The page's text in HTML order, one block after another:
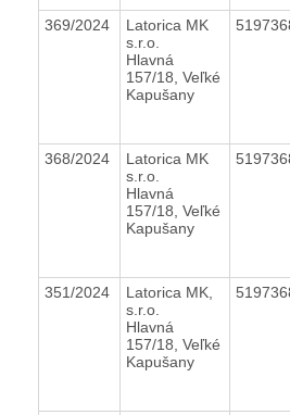
369/2024
Latorica MK
s.r.o.
Hlavná
157/18, Veľké
Kapušany
368/2024
Latorica MK
s.r.o.
Hlavná
157/18, Veľké
Kapušany
351/2024
Latorica MK,
s.r.o.
Hlavná
157/18, Veľké
Kapušany